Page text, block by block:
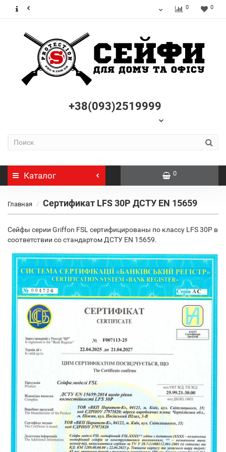
0 0
+38(093)2519999
Каталог 0
Главная Сертификат LFS 30P ДСТУ EN 15659
Сейфы серии Griffon FSL сертифицированы по классу LFS 30P в
соответствии со стандартом ДСТУ EN 15659.